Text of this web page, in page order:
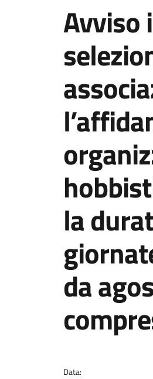
Avviso
la
da
Data: